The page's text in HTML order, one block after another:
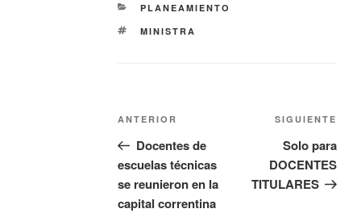
PLANEAMIENTO
MINISTRA
ANTERIOR
Docentes de
escuelas técnicas
se reunieron en la
capital correntina
SIGUIENTE
Solo para
DOCENTES
TITULARES